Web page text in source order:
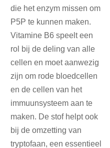
die het enzym missen om
P5P te kunnen maken.
Vitamine B6 speelt een
rol bij de deling van alle
cellen en moet aanwezig
zijn om rode bloedcellen
en de cellen van het
immuunsysteem aan te
maken. De stof helpt ook
bij de omzetting van
tryptofaan, een essentieel